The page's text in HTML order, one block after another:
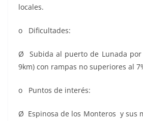
locales.
o Dificultades:
Ø Subida al puerto de Lunada
9km) con rampas no superiores al
o Puntos de interés:
Ø Espinosa de los Monteros y sus